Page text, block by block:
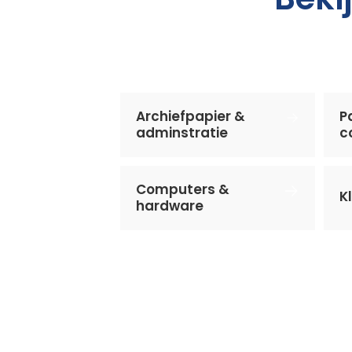
Archiefpapier &
adminstratie
Computers &
hardware